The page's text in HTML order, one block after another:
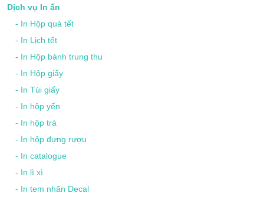
Dịch vụ In ấn
- In Hộp quà tết
- In Lịch tết
- In Hộp bánh trung thu
- In Hộp giấy
- In Túi giấy
- In hộp yến
- In hộp trà
- In hộp đựng rượu
- In catalogue
- In lì xì
- In tem nhãn Decal